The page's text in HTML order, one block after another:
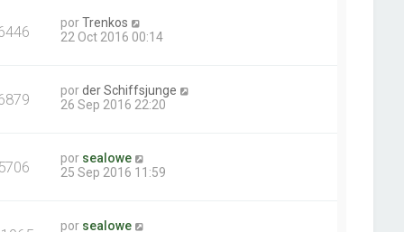
porTrenkos
22 Oct 2016 00:14
porder Schiffsjunge
26 Sep 2016 22:20
5706 por sealowe
25 Sep 2016 11:59
por sealowe